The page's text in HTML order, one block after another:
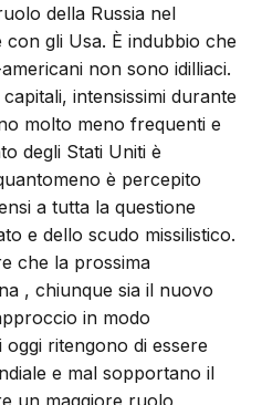
della Russia nel
gli Usa. È indubbio che
non sono idilliaci.
intensissimi durante
molto meno frequenti e
degli Stati Uniti è
è percepito
a tutta la questione
e dello scudo missilistico.
che la prossima
, chiunque sia il nuovo
in modo
oggi ritengono di essere
e mal sopportano il
un maggiore ruolo